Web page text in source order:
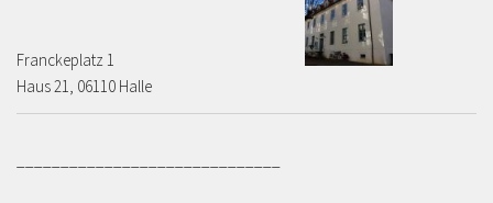
Franckeplatz 1 ­­­­
Haus 21, 06110 Halle